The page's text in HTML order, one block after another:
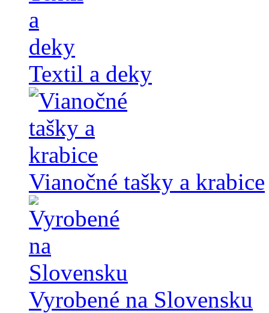
Textil a deky
Vianočné tašky a krabice
Vyrobené na Slovensku